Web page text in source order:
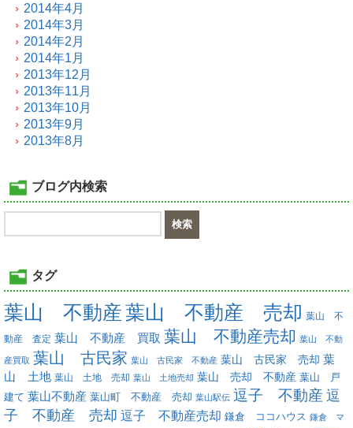
2014年4月
2014年3月
2014年2月
2014年1月
2013年12月
2013年11月
2013年10月
2013年9月
2013年8月
ブログ内検索
タグ
葉山 不動産葉山 不動産 売却 葉山 不
動産 査定 葉山 不動産 買取 葉山 不動産売却 葉山 不動
産買取 葉山 古民家 葉山 古民家 不動産 葉山 古民家 売却 葉
山 土地 葉山 土地 売却 葉山 土地売却 葉山 売却 不動産 葉山 戸
建て 葉山不動産 葉山町 不動産 売却 葉山駅伝 逗子 不動産 逗
子 不動産 売却 逗子 不動産売却 鎌倉 ココハウス 鎌倉 マ